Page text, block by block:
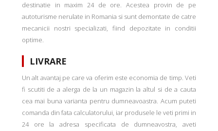
destinatie in maxim 24 de ore. Acestea provin de pe
autoturisme nerulate in Romania si sunt demontate de catre
mecanicii nostri specializati, fiind depozitate in conditii
optime.
LIVRARE
Un alt avantaj pe care va oferim este economia de timp. Veti
fi scutiti de a alerga de la un magazin la altul si de a cauta
cea mai buna varianta pentru dumneavoastra. Acum puteti
comanda din fata calculatorului, iar produsele le veti primi in
24 ore la adresa specificata de dumneavostra, aveti